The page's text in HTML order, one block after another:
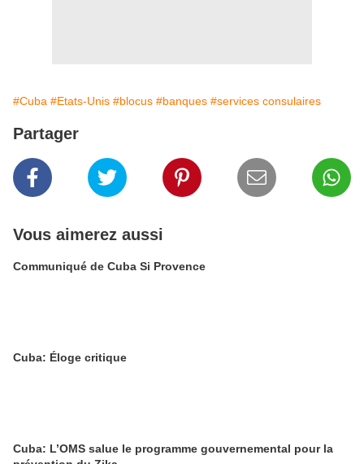
#Cuba #Etats-Unis #blocus #banques #services consulaires
Partager
Vous aimerez aussi
Communiqué de Cuba Si Provence
Cuba: Éloge critique
Cuba: L’OMS salue le programme gouvernemental pour la